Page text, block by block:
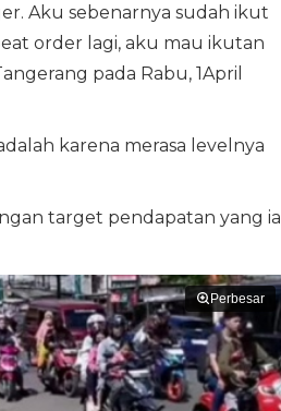
Aku sebenarnya sudah ikut
order lagi, aku mau ikutan
pada Rabu, 1April
karena merasa levelnya
target pendapatan yang ia
Perbesar